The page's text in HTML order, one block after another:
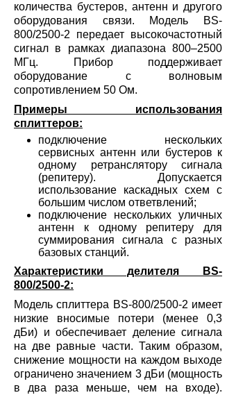
количества бустеров, антенн и другого
оборудования связи. Модель BS-
800/2500-2 передает высокочастотный
сигнал в рамках диапазона 800–2500
МГц. Прибор поддерживает
оборудование с волновым
сопротивлением 50 Ом.
Примеры использования
сплиттеров:
подключение нескольких
сервисных антенн или бустеров к
одному ретранслятору сигнала
(репитеру). Допускается
использование каскадных схем с
большим числом ответвлений;
подключение нескольких уличных
антенн к одному репитеру для
суммирования сигнала с разных
базовых станций.
Характеристики делителя
BS-
800/2500-2:
Модель сплиттера BS-800/2500-2 имеет
низкие вносимые потери (менее 0,3
дБи) и обеспечивает деление сигнала
на две равные части. Таким образом,
снижение мощности на каждом выходе
ограничено значением 3 дБи (мощность
в два раза меньше, чем на входе).